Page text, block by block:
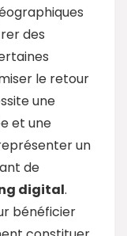
des
le retour
une
et une
un
de
digital.
bénéficier